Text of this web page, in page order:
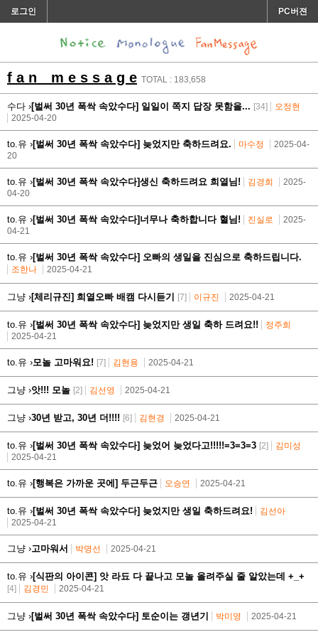
로그인 PC버젼
f a n m e s s a g e TOTAL : 183,658
수다 ›[벌써 30년 폭싹 속았수다] 일일이 쪽지 답장 못함을... [34]
오정현
2025-04-20
to.유 ›[벌써 30년 폭싹 속았수다] 늦었지만 축하드려요. 마수정
2025-04-
20
to.유 ›[벌써 30년 폭싹 속았수다]생신 축하드려요 희열님! 김경희
2025-
04-20
to.유 ›[벌써 30년 폭싹 속았수다]너무나 축하합니다 혈님! 진실로
2025-
04-21
to.유 ›[벌써 30년 폭싹 속았수다] 오빠의 생일을 진심으로 축하드립니다.
조한나 2025-04-21
그냥 ›[체리규진] 희열오빠 배캠 다시듣기 [7] 이규진 2025-04-21
to.유 ›[벌써 30년 폭싹 속았수다] 늦었지만 생일 축하 드려요!!
정주희
2025-04-21
to.유 ›모놀 고마워요! [7] 김현용 2025-04-21
그냥 ›앗!!! 모놀 [2] 김선영 2025-04-21
그냥 ›30년 받고, 30년 더!!!! [6] 김현경 2025-04-21
to.유 ›[벌써 30년 폭싹 속았수다] 늦었어 늦었다고!!!!!=3=3=3 [2]
김미성
2025-04-21
to.유 ›[행복은 가까운 곳에] 두근두근 오승연 2025-04-21
to.유 ›[벌써 30년 폭싹 속았수다] 늦었지만 생일 축하드려요!
김선아
2025-04-21
그냥 ›고마워서 박명선 2025-04-21
to.유 ›[식판의 아이콘] 앗 라됴 다 끝나고 모놀 올려주실 줄 알았는데 +_+
[4] 김경민 2025-04-21
그냥 ›[벌써 30년 폭싹 속았수다] 토순이는 갱년기 박미영 2025-04-21